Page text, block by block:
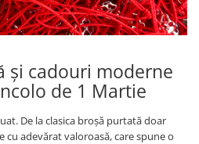
și cadouri moderne
de 1 Martie
De la clasica broșă purtată doar
cu adevărat valoroasă, care spune o